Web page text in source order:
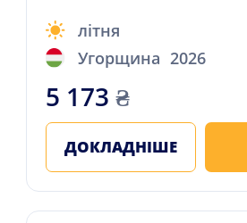
літня
Угорщина 2026
5 173 ₴
ДОКЛАДНІШЕ